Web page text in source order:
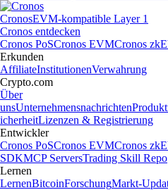
CronosEVM-kompatible Layer 1
Cronos entdecken
Cronos PoSCronos EVMCronos
Erkunden
AffiliateInstitutionenVerwahrung
Crypto.com
Über
unsUnternehmensnachrichten
icherheitLizenzen & Registrierung
Entwickler
Cronos PoSCronos EVMCronos
SDKMCP ServersTrading Skill Repo
Lernen
LernenBitcoinForschungMarkt-